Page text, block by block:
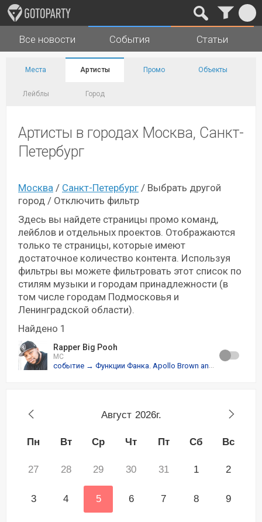
Города Музыка
Все новости События Статьи
Места Артисты Промо Объекты
Лейблы Город
Артисты в городах Москва, Санкт-
Петербург
Москва / Санкт-Петербург / Выбрать другой
город / Отключить фильтр
Здесь вы найдете страницы промо команд,
лейблов и отдельных проектов. Отображаются
только те страницы, которые имеют
достаточное количество контента. Используя
фильтры вы можете фильтровать этот список по
стилям музыки и городам принадлежности (в
том числе городам Подмосковья и
Ленинградской области).
Найдено 1
Rapper Big Pooh
MC
событие → Функции Фанка. Apollo Brown and Rapper Big Pooh
Август 2026г.
Пн Вт Ср Чт Пт Сб Вс
27 28 29 30 31 1 2
3 4 5 6 7 8 9